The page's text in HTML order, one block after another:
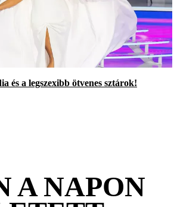
és a legszexibb ötvenes sztárok!
A NAPON